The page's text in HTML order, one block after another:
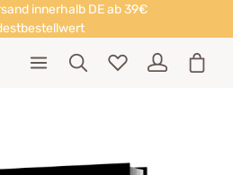
innerhalb DE ab 39€